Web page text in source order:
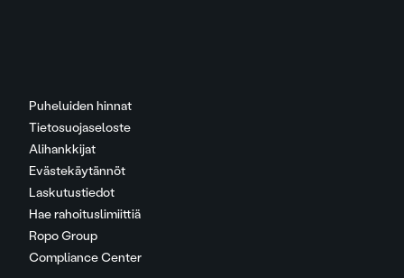
Puheluiden hinnat
Tietosuojaseloste
Alihankkijat
Evästekäytännöt
Laskutustiedot
Hae rahoituslimiittiä
Ropo Group
Compliance Center